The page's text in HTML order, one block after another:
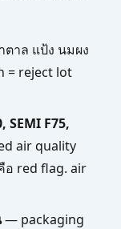
าล แป้ง นมผง
= reject lot
SEMI F75,
air quality
อ red flag. air
— packaging